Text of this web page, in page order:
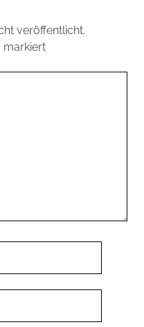
veröffentlicht.
markiert